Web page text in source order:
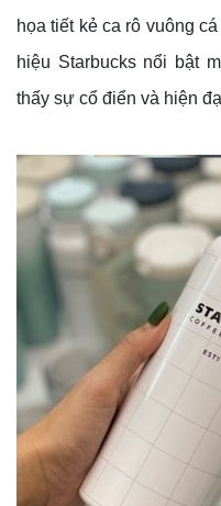
họa tiết kẻ ca rô vuông
hiệu Starbucks nổi bật
thấy sự cổ điển và hiện